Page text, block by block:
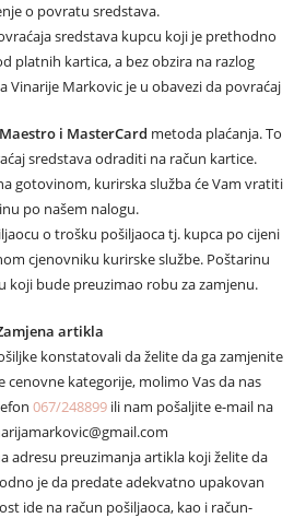
o povratu sredstava.
sredstava kupcu koji je prethodno
platnih kartica, a bez obzira na razlog
Vinarije Markovic je u obavezi da povraćaj
i MasterCard metoda plaćanja. To
sredstava odraditi na račun kartice.
gotovinom, kurirska služba će Vam vratiti
po našem nalogu.
o trošku pošiljaoca tj. kupca po cijeni
cjenovniku kurirske službe. Poštarinu
koji bude preuzimao robu za zamjenu.
artikla
konstatovali da želite da ga zamjenite
cenovne kategorije, molimo Vas da nas
067/248899 ili nam pošaljite e-mail na
adresu preuzimanja artikla koji želite da
je da predate adekvatno upakovan
ide na račun pošiljaoca, kao i račun-